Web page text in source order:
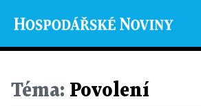
Téma: Povolení